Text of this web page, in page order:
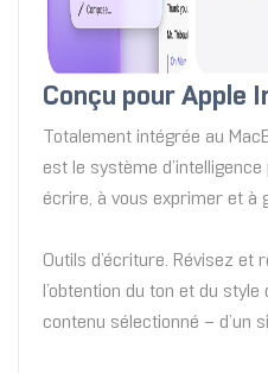
Conçu pour Apple
Totalement intégrée au
est le système
écrire, à vous exprimer et à
Outils d’écriture. Révisez et
l’obtention du ton et du
contenu sélectionné – d’un